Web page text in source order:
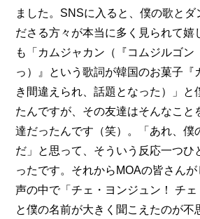
ました。SNSに入ると、僕の歌とダ
ださる方々が本当に多く見られて嬉
も「カムジャカン（『コムジルゴン
っ）』という歌詞が韓国のお菓子『
き間違えられ、話題となった）」と
たんですが、その友達はそんなこと
達だったんです（笑）。「あれ、僕
だ」と思って、そういう反応一つひ
ったです。それからMOAの皆さん
声の中で「チェ・ヨンジュン！ チェ
と僕の名前が大きく聞こえたのが不